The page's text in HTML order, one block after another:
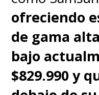
espectacular,
del planeta
Siguiendo
ofreciendo
de gama
bajo
$829.990 y